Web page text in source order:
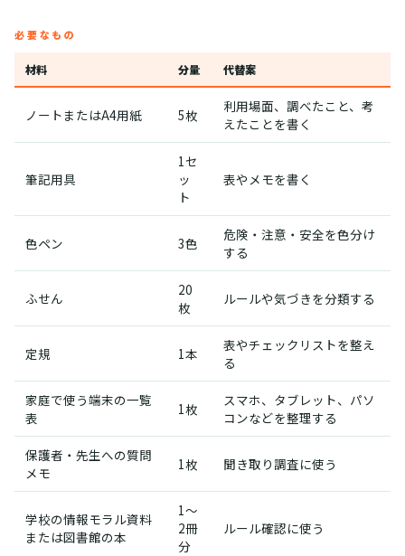
必要なもの
材料 分量 代替案
ノートまたはA4用紙 5枚
利用場面、調べたこと、考
えたことを書く
筆記用具
1セ
ッ
ト
表やメモを書く
色ペン 3色
危険・注意・安全を色分け
する
ふせん
20
枚
ルールや気づきを分類する
定規 1本
表やチェックリストを整え
る
家庭で使う端末の一覧
表
1枚
スマホ、タブレット、パソ
コンなどを整理する
保護者・先生への質問
メモ
1枚 聞き取り調査に使う
学校の情報モラル資料
または図書館の本
1〜
2冊
分
ルール確認に使う